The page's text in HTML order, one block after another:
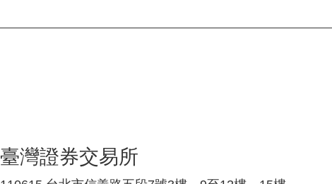
臺灣證券交易所